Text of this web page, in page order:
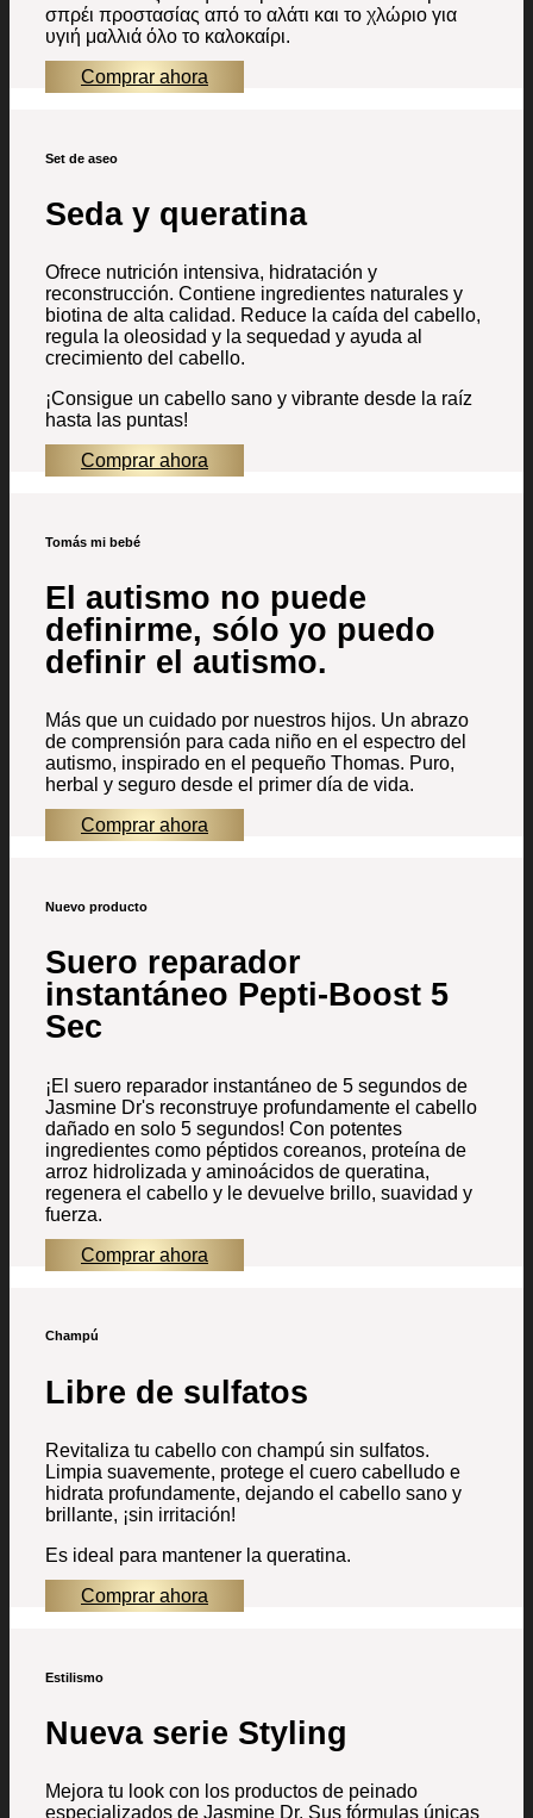
σπρέι προστασίας από το αλάτι και το χλώριο για
υγιή μαλλιά όλο το καλοκαίρι.
Comprar ahora
Set de aseo
Seda y queratina
Ofrece nutrición intensiva, hidratación y
reconstrucción. Contiene ingredientes naturales y
biotina de alta calidad. Reduce la caída del cabello,
regula la oleosidad y la sequedad y ayuda al
crecimiento del cabello.
¡Consigue un cabello sano y vibrante desde la raíz
hasta las puntas!
Comprar ahora
Tomás mi bebé
El autismo no puede
definirme, sólo yo puedo
definir el autismo.
Más que un cuidado por nuestros hijos. Un abrazo
de comprensión para cada niño en el espectro del
autismo, inspirado en el pequeño Thomas. Puro,
herbal y seguro desde el primer día de vida.
Comprar ahora
Nuevo producto
Suero reparador
instantáneo Pepti-Boost 5
Sec
¡El suero reparador instantáneo de 5 segundos de
Jasmine Dr's reconstruye profundamente el cabello
dañado en solo 5 segundos! Con potentes
ingredientes como péptidos coreanos, proteína de
arroz hidrolizada y aminoácidos de queratina,
regenera el cabello y le devuelve brillo, suavidad y
fuerza.
Comprar ahora
Champú
Libre de sulfatos
Revitaliza tu cabello con champú sin sulfatos.
Limpia suavemente, protege el cuero cabelludo e
hidrata profundamente, dejando el cabello sano y
brillante, ¡sin irritación!
Es ideal para mantener la queratina.
Comprar ahora
Estilismo
Nueva serie Styling
Mejora tu look con los productos de peinado
especializados de Jasmine Dr. Sus fórmulas únicas